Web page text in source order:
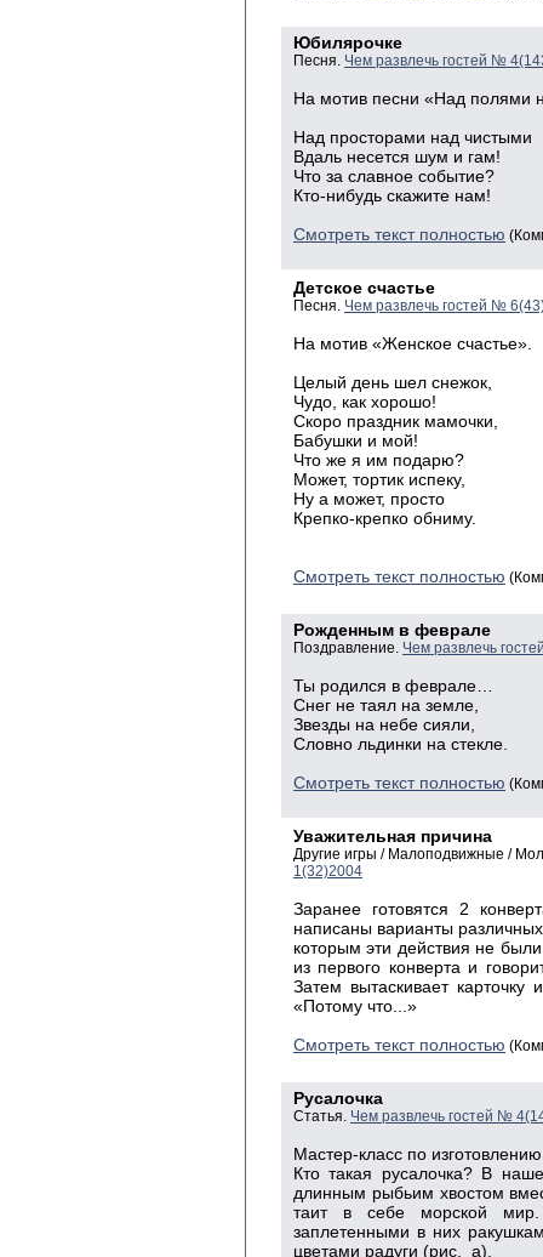
Юбилярочке
Песня. Чем развлечь гостей №
На мотив песни «Над полями
Над просторами над чистыми
Вдаль несется шум и гам!
Что за славное событие?
Кто-нибудь скажите нам!
Смотреть текст полностью
Детское счастье
Песня. Чем развлечь гостей №
На мотив «Женское счастье».
Целый день шел снежок,
Чудо , как хорошо!
Скоро праздник мамочки,
Бабушки и мой!
Что же я им подарю?
Может, тортик испеку,
Ну а может, просто
Крепко-крепко обниму.
Смотреть текст полностью
Рожденным в феврале
Поздравление. Чем развлечь
Ты родился в феврале…
Снег не таял на земле,
Звезды на небе сияли,
Словно льдинки на стекле.
Смотреть текст полностью
Уважительная причина
Другие игры / Малоподвижные /
1(32)2004
Заранее готовятся 2
написаны варианты
которым эти действия не
из первого конверта и
Затем вытаскивает карточку
«Потому что...»
Смотреть текст полностью
Русалочка
Статья. Чем развлечь гостей №
Мастер-класс по
Кто такая русалочка? В
длинным рыбьим хвостом
таит в себе морской
заплетенными в них
цветами радуги (рис. а).